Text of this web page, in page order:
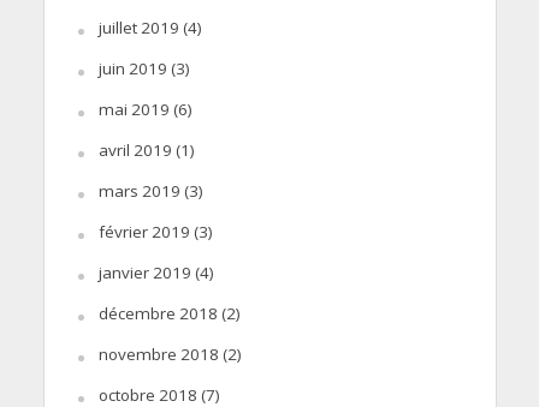
juillet 2019 (4)
juin 2019 (3)
mai 2019 (6)
avril 2019 (1)
mars 2019 (3)
février 2019 (3)
janvier 2019 (4)
décembre 2018 (2)
novembre 2018 (2)
octobre 2018 (7)